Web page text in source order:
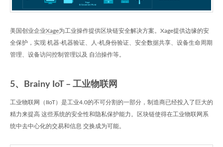
美国创业企业Xage为工业操作提供区块链安全解决方案。Xage提供边缘的安
全保护，实现 机器-机器验证、人-机身份验证、安全数据共享、设备生命周期
管理、设备访问控制管理以及 自治操作等。
5、Brainy IoT – 工业物联网
工业物联网（IIoT）是工业4.0的不可分割的一部分，制造商已经投入了巨大的
精力来提高 这些系统的安全性和隐私保护能力。区块链使得在工业物联网系
统中去中心化的交易和信息 交换成为可能。